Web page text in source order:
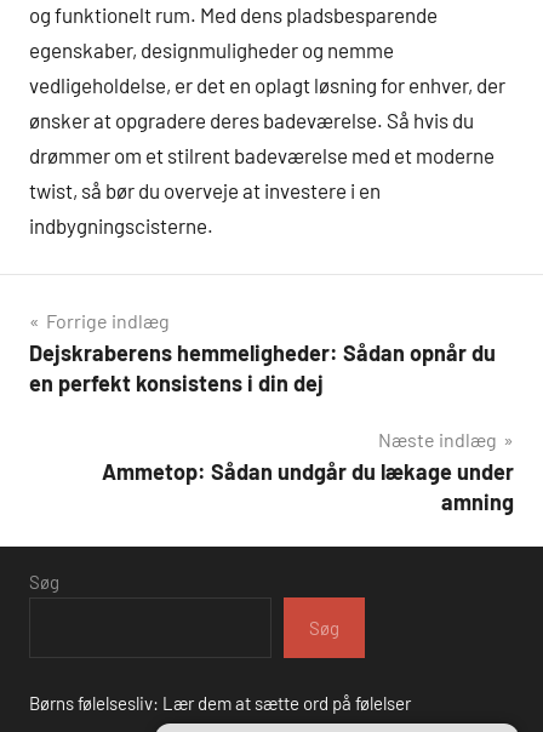
og funktionelt rum. Med dens pladsbesparende
egenskaber, designmuligheder og nemme
vedligeholdelse, er det en oplagt løsning for enhver, der
ønsker at opgradere deres badeværelse. Så hvis du
drømmer om et stilrent badeværelse med et moderne
twist, så bør du overveje at investere i en
indbygningscisterne.
Indlægsnavigation
Forrige indlæg
Dejskraberens hemmeligheder: Sådan opnår du
en perfekt konsistens i din dej
Næste indlæg
Ammetop: Sådan undgår du lækage under
amning
Søg
Søg
Børns følelsesliv: Lær dem at sætte ord på følelser